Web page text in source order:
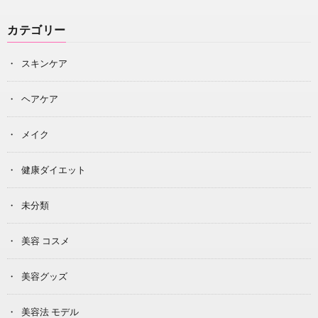
カテゴリー
スキンケア
ヘアケア
メイク
健康ダイエット
未分類
美容 コスメ
美容グッズ
美容法 モデル